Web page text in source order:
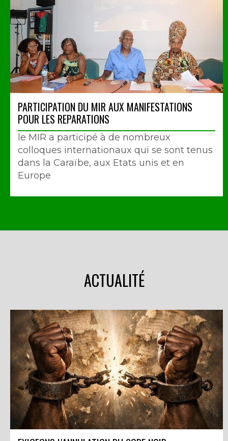
PARTICIPATION DU MIR AUX MANIFESTATIONS
POUR LES REPARATIONS
le MIR a participé à de nombreux
colloques internationaux qui se sont tenus
dans la Caraïbe, aux Etats unis et en
Europe
ACTUALITÉ